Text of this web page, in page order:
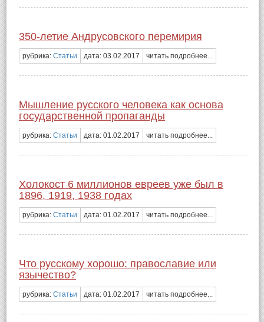
350-летие Андрусовского перемирия
рубрика: Статьи дата: 03.02.2017 читать подробнее...
Мышление русского человека как основа
государственной пропаганды
рубрика: Статьи дата: 01.02.2017 читать подробнее...
Холокост 6 миллионов евреев уже был в
1896, 1919, 1938 годах
рубрика: Статьи дата: 01.02.2017 читать подробнее...
Что русскому хорошо: православие или
язычество?
рубрика: Статьи дата: 01.02.2017 читать подробнее...